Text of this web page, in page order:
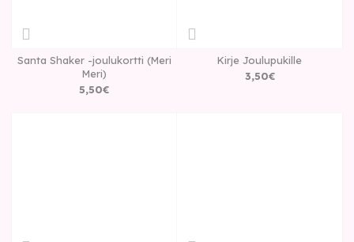
Santa Shaker -joulukortti (Meri
Meri)
5,50€
Kirje Joulupukille
3,50€